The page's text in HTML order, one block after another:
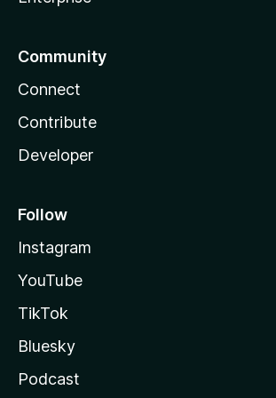
Community
Connect
Contribute
Developer
Follow
Instagram
YouTube
TikTok
Bluesky
Podcast